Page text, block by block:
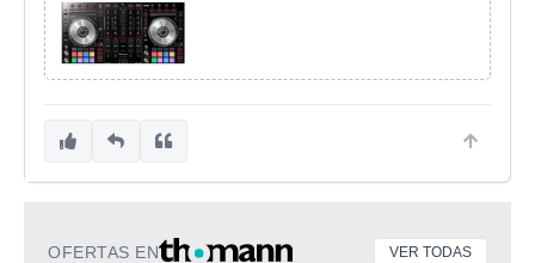
OFERTAS EN VER TODAS